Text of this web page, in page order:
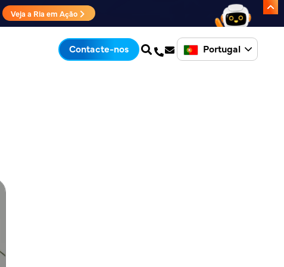
Veja a Ria em Ação
Contacte-nos Portugal